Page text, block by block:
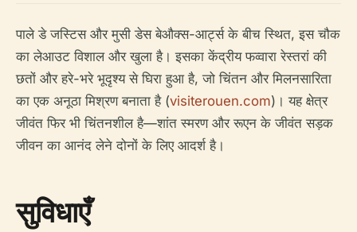
पाले डे जस्टिस और मुसी डेस बेऔक्स-आर्ट्स के बीच स्थित, इस चौक
का लेआउट विशाल और खुला है। इसका केंद्रीय फव्वारा रेस्तरां की
छतों और हरे-भरे भूदृश्य से घिरा हुआ है, जो चिंतन और मिलनसारिता
का एक अनूठा मिश्रण बनाता है (visiterouen.com)। यह क्षेत्र
जीवंत फिर भी चिंतनशील है—शांत स्मरण और रूएन के जीवंत सड़क
जीवन का आनंद लेने दोनों के लिए आदर्श है।
सुविधाएँ